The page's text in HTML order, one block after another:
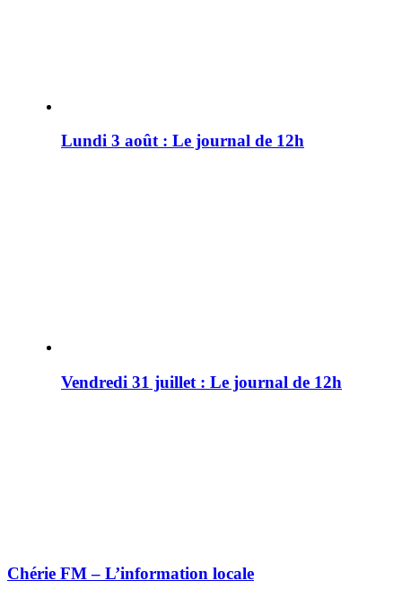
Lundi 3 août : Le journal de 12h
Vendredi 31 juillet : Le journal de 12h
Chérie FM – L’information locale